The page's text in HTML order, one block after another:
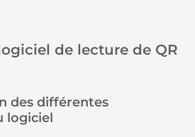
de lecture de QR
des différentes
logiciel